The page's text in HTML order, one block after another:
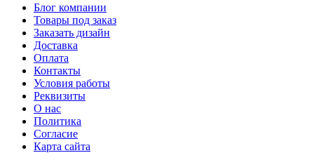
Блог компании
Товары под заказ
Заказать дизайн
Доставка
Оплата
Контакты
Условия работы
Реквизиты
О нас
Политика
Согласие
Карта сайта